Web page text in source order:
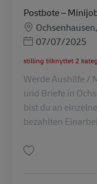
Postbote –
Lokation
Posted Date
07/07/2025
stilling
Werde Aushilfe /
und Briefe in
bist du an
bezahlten